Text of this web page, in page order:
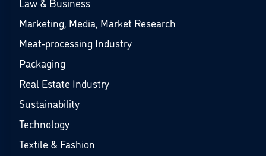
Marketing, Media, Market Research
Meat-processing Industry
Packaging
Real Estate Industry
Sustainability
Technology
Textile & Fashion